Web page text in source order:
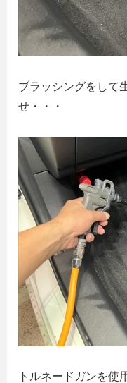
ブラッシングをして
せ・・・
トルネードガンを使